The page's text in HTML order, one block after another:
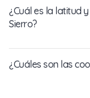
¿Cuál es la latitud
Sierro?
¿Cuáles son las